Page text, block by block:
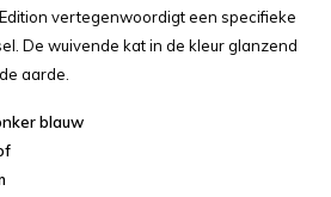
vertegenwoordigt een specifieke
De wuivende kat in de kleur glanzend
aarde.
blauw